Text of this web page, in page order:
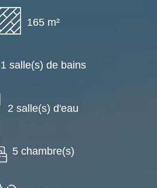
165 m²
1 salle(s) de bains
2 salle(s) d'eau
5 chambre(s)